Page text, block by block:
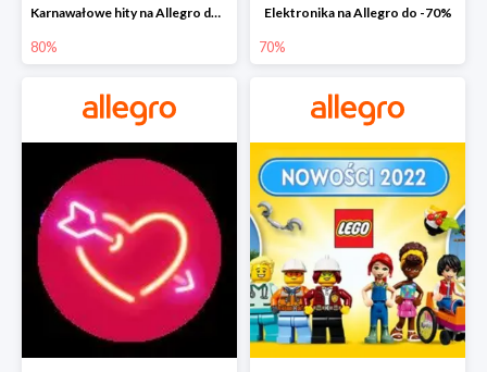
Karnawałowe hity na Allegro do -80%
80%
Elektronika na Allegro do -70%
70%